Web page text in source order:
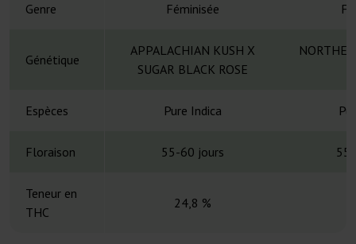
Genre Féminisée
Génétique
APPALACHIAN KUSH X
SUGAR BLACK ROSE
Espèces Pure Indica
Floraison 55-60 jours
Teneur en
THC
24,8 %